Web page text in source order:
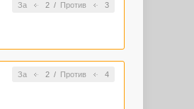
За 2/ Против 3
За 2/ Против 4